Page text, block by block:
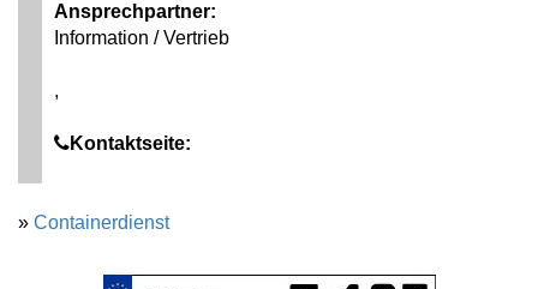
Ansprechpartner:
Information / Vertrieb
,
Kontaktseite:
» Containerdienst